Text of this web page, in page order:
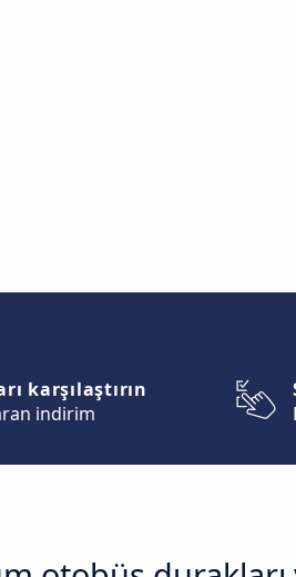
karşılaştırın
indirim